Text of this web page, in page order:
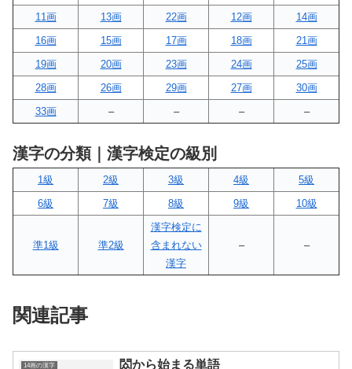
11画
13画 22画 12画
14画
16画
15画 17画 18画
21画
19画
20画 23画 24画
25画
28画
26画 29画 27画
30画
33画
– – – –
漢字の分類｜漢字検定の級別
1級 2級 3級 4級
5級
6級
7級 8級 9級 10級
準1級 準2級
漢字検定に
含まれない
漢字
– –
関連記事
14画の漢字 閦から始まる単語